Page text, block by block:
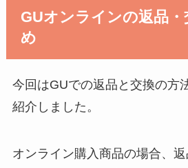
GUオンラインの返品・
め
今回はGUでの返品と交換の方
紹介しました。
オンライン購入商品の場合、